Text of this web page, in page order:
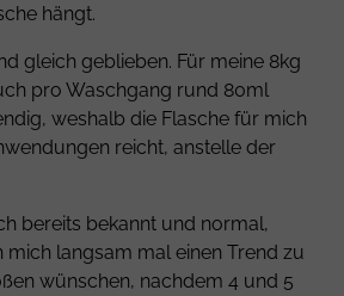
hängt.
gleich geblieben. Für meine 8kg
pro Waschgang rund 80ml
weshalb die Flasche für mich
reicht, anstelle der
bereits bekannt und normal,
langsam mal einen Trend zu
wünschen, nachdem 4 und 5